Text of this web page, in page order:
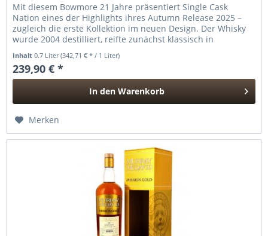
Mit diesem Bowmore 21 Jahre präsentiert Single Cask
Nation eines der Highlights ihres Autumn Release 2025 –
zugleich die erste Kollektion im neuen Design. Der Whisky
wurde 2004 destilliert, reifte zunächst klassisch in
Inhalt0.7 Liter(342,71 € * / 1 Liter)
239,90 € *
In den Warenkorb
Merken